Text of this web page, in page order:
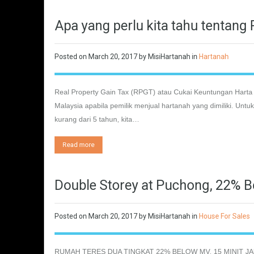
Apa yang perlu kita tahu tentang
Posted on March 20, 2017 by MisiHartanah in Hartanah
Real Property Gain Tax (RPGT) atau Cukai Keuntungan
Malaysia apabila pemilik menjual hartanah yang dimiliki.
kurang dari 5 tahun, kita…
Read more
Double Storey at Puchong, 22%
Posted on March 20, 2017 by MisiHartanah in House For Sales
RUMAH TERES DUA TINGKAT 22% BELOW MV, 15 MINIT